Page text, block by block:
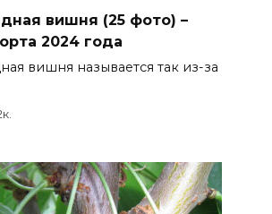
вишня (25 фото) –
2024 года
вишня называется так из-за